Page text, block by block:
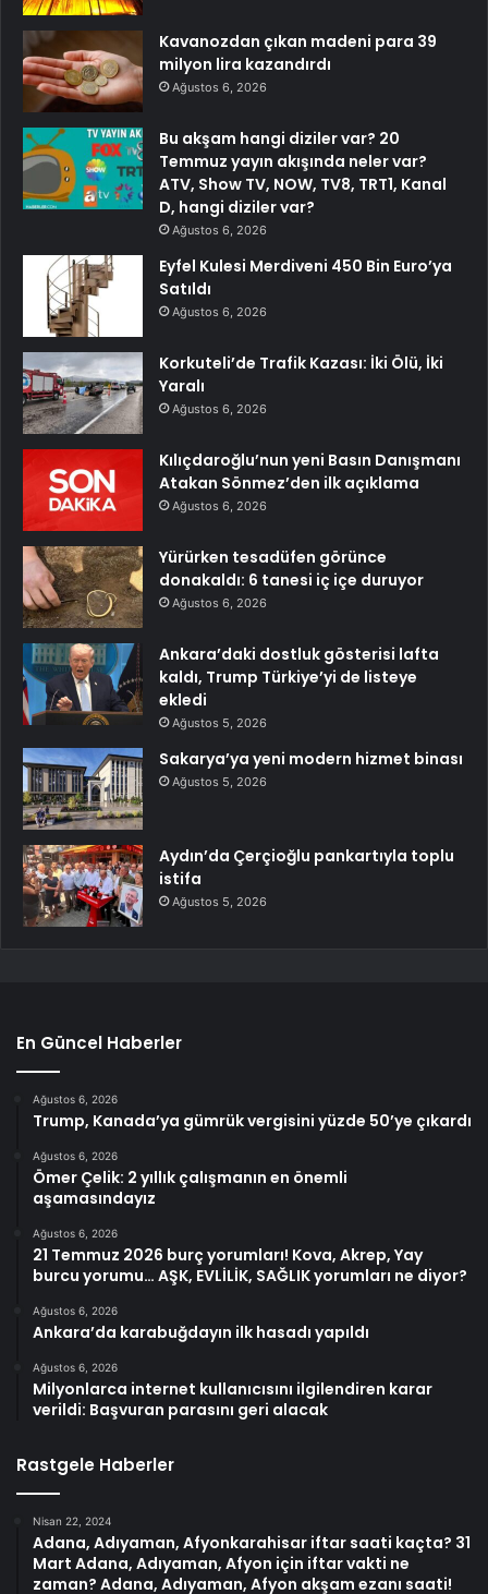
Kavanozdan çıkan madeni para 39
milyon lira kazandırdı
Ağustos 6, 2026
Bu akşam hangi diziler var? 20
Temmuz yayın akışında neler var?
ATV, Show TV, NOW, TV8, TRT1, Kanal
D, hangi diziler var?
Ağustos 6, 2026
Eyfel Kulesi Merdiveni 450 Bin Euro’ya
Satıldı
Ağustos 6, 2026
Korkuteli’de Trafik Kazası: İki Ölü, İki
Yaralı
Ağustos 6, 2026
Kılıçdaroğlu’nun yeni Basın Danışmanı
Atakan Sönmez’den ilk açıklama
Ağustos 6, 2026
Yürürken tesadüfen görünce
donakaldı: 6 tanesi iç içe duruyor
Ağustos 6, 2026
Ankara’daki dostluk gösterisi lafta
kaldı, Trump Türkiye’yi de listeye
ekledi
Ağustos 5, 2026
Sakarya’ya yeni modern hizmet binası
Ağustos 5, 2026
Aydın’da Çerçioğlu pankartıyla toplu
istifa
Ağustos 5, 2026
En Güncel Haberler
Ağustos 6, 2026
Trump, Kanada’ya gümrük vergisini yüzde 50’ye çıkardı
Ağustos 6, 2026
Ömer Çelik: 2 yıllık çalışmanın en önemli
aşamasındayız
Ağustos 6, 2026
21 Temmuz 2026 burç yorumları! Kova, Akrep, Yay
burcu yorumu… AŞK, EVLİLİK, SAĞLIK yorumları ne diyor?
Ağustos 6, 2026
Ankara’da karabuğdayın ilk hasadı yapıldı
Ağustos 6, 2026
Milyonlarca internet kullanıcısını ilgilendiren karar
verildi: Başvuran parasını geri alacak
Rastgele Haberler
Nisan 22, 2024
Adana, Adıyaman, Afyonkarahisar iftar saati kaçta? 31
Mart Adana, Adıyaman, Afyon için iftar vakti ne
zaman? Adana, Adıyaman, Afyon akşam ezanı saati!